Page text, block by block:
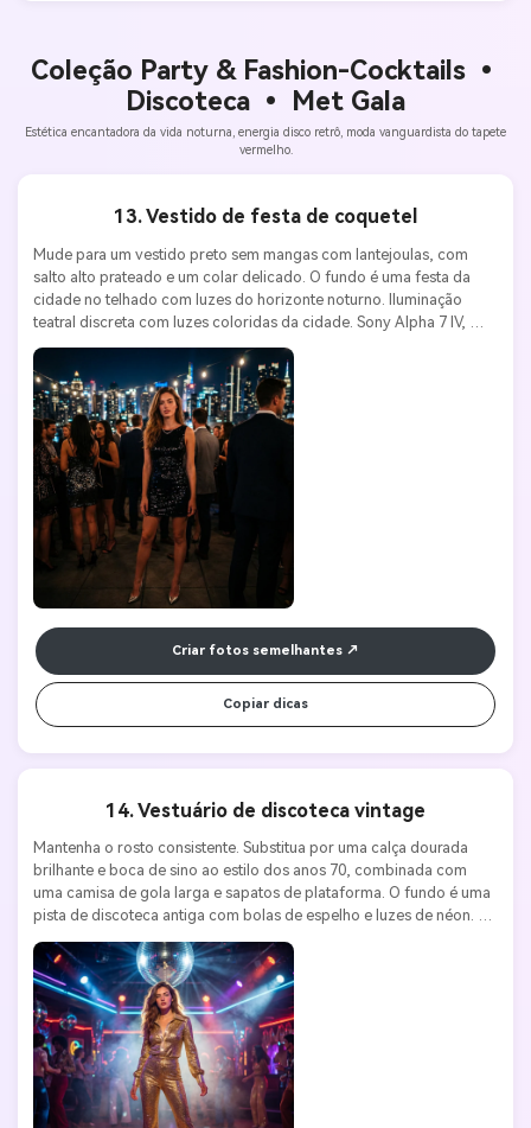
Coleção Party & Fashion-Cocktails •
Discoteca • Met Gala
Estética encantadora da vida noturna, energia disco retrô, moda vanguardista do tapete
vermelho.
13. Vestido de festa de coquetel
Mude para um vestido preto sem mangas com lantejoulas, com
salto alto prateado e um colar delicado. O fundo é uma festa da
cidade no telhado com luzes do horizonte noturno. Iluminação
teatral discreta com luzes coloridas da cidade. Sony Alpha 7 IV,
lente 35mm f/1.4, ISO 1600, f/2.0. Estilo de vida noturna elegante,
glamourosa e urbana.
Criar fotos semelhantes
Copiar dicas
14. Vestuário de discoteca vintage
Mantenha o rosto consistente. Substitua por uma calça dourada
brilhante e boca de sino ao estilo dos anos 70, combinada com
uma camisa de gola larga e sapatos de plataforma. O fundo é uma
pista de discoteca antiga com bolas de espelho e luzes de néon.
Efeitos dramáticos de iluminação de palco. Canon EOS 5D Mark IV,
lente 50mm f/1.4, ISO 800, f/2.8. Vintage, dinâmico, estilo disco.